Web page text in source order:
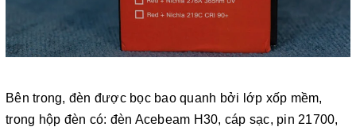
Bên trong, đèn được bọc bao quanh bởi lớp xốp mềm,
trong hộp đèn có: đèn Acebeam H30, cáp sạc, pin 21700,